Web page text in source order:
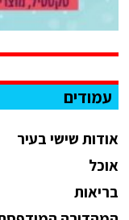
עמודים
אודות שישי בעיר
אוכל
בריאות